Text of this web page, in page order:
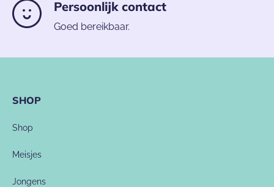
Persoonlijk contact
Goed bereikbaar.
SHOP
Shop
Meisjes
Jongens